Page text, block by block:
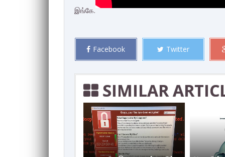
இங்கே.
Facebook Twitter
SIMILAR